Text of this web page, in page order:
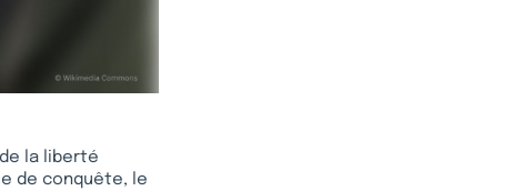
la liberté
de conquête, le